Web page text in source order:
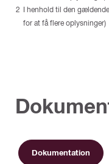
I henhold til den
for at få flere oplysninger)
Dokumentation